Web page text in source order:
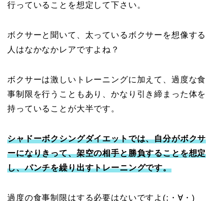
行っていることを想定して下さい。
ボクサーと聞いて、太っているボクサーを想像する
人はなかなかレアですよね？
ボクサーは激しいトレーニングに加えて、過度な食
事制限を行うこともあり、かなり引き締まった体を
持っていることが大半です。
シャドーボクシングダイエットでは、自分がボクサ
ーになりきって、架空の相手と勝負することを想定
し、パンチを繰り出すトレーニングです。
過度の食事制限はする必要はないですよ(;・∀・)